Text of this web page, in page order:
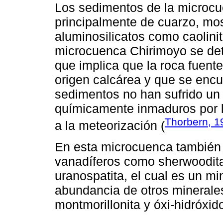
Los sedimentos de la
principalmente de cuarzo,
aluminosilicatos como
microcuenca Chirimoyo se
que implica que la roca
origen calcárea y que se
sedimentos no han sufrido
químicamente inmaduros
a la meteorización (Thorbern,
En esta microcuenca
vanadíferos como
uranospatita, el cual es un
abundancia de otros
montmorillonita y óxi-